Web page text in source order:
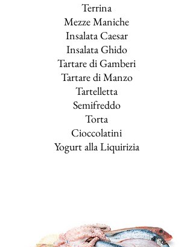
Terrina
Mezze Maniche
Insalata Caesar
Insalata Ghido
Tartare di Gamberi
Tartare di Manzo
Tartelletta
Semifreddo
Torta
Cioccolatini
Yogurt alla Liquirizia